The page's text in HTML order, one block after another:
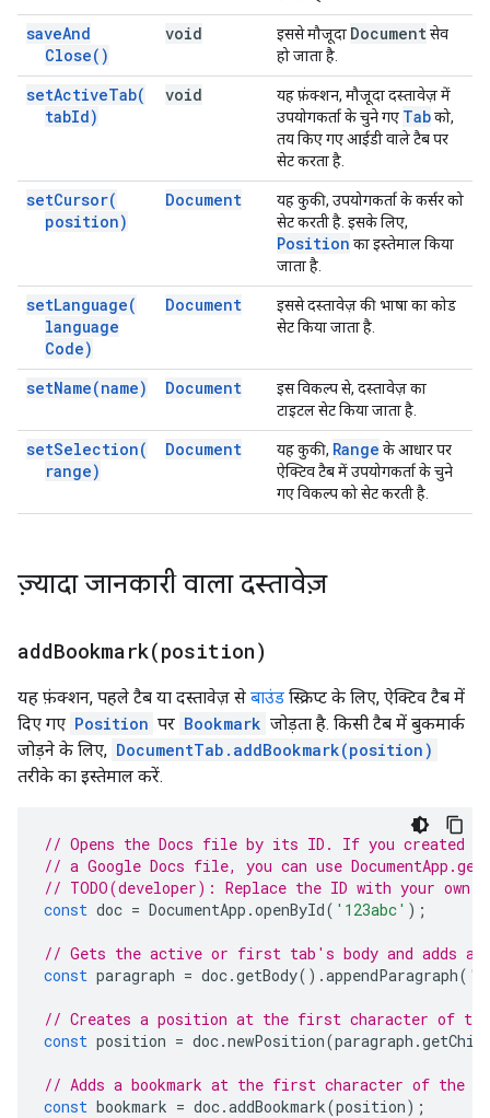
saveAnd
Close( )
void इससे मौजूदा Documentसेव
हो जाता है.
setActiveTab(
tabId)
void
यह फ़ंक्शन, मौजूदा दस्तावेज़ में
उपयोगकर्ता के चुने गए Tabको,
तय किए गए आईडी वाले टैब पर
सेट करता है.
setCursor(
position)
Document
यह कुकी, उपयोगकर्ता के कर्सर को
सेट करती है. इसके लिए,
Position का इस्तेमाल किया
जाता है.
setLanguage(
language
Code)
Document
इससे दस्तावेज़ की भाषा का कोड
सेट किया जाता है.
setName(name) Document
इस विकल्प से, दस्तावेज़ का
टाइटल सेट किया जाता है.
setSelection(
range)
Document यह कुकी, Range के आधार पर
ऐक्टिव टैब में उपयोगकर्ता के चुने
गए विकल्प को सेट करती है.
ज़्यादा जानकारी वाला दस्तावेज़
addBookmark(position)
यह फ़ंक्शन, पहले टैब या दस्तावेज़ से बाउंड स्क्रिप्ट के लिए, ऐक्टिव टैब में
दिए गए Position पर Bookmark जोड़ता है. किसी टैब में बुकमार्क
जोड़ने के लिए, DocumentTab.addBookmark(position)
तरीके का इस्तेमाल करें.
// Opens the Docs file by its ID. If you created
// a Google Docs file, you can use
// TODO(developer): Replace the ID with your own.
const doc = DocumentApp .openById( '123abc' );
// Gets the active or first tab's body and adds a
const paragraph = doc.getBody().appendParagraph(
// Creates a position at the first character of the
const position = doc.newPosition(paragraph .
// Adds a bookmark at the first character of the
const bookmark = doc.addBookmark(position);